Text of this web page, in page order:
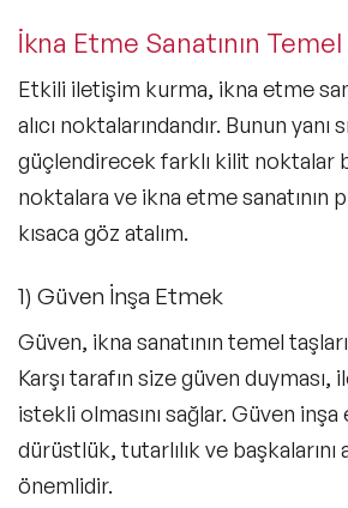
İkna Etme Sanatının
Etkili iletişim kurma, ikna etme
alıcı noktalarındandır. Bunun yanı
güçlendirecek farklı kilit noktalar
noktalara ve ikna etme sanatının
kısaca göz atalım.
1) Güven İnşa Etmek
Güven, ikna sanatının temel
Karşı tarafın size güven duyması,
istekli olmasını sağlar. Güven
dürüstlük, tutarlılık ve başkalarını
önemlidir.